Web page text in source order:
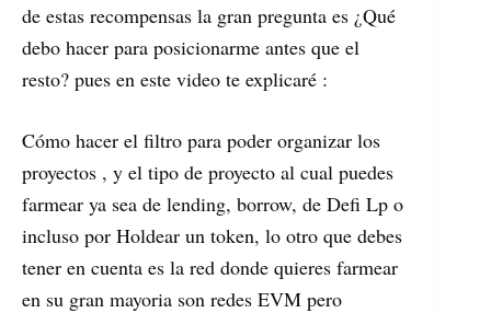
de estas recompensas la gran pregunta es ¿Qué
debo hacer para posicionarme antes que el
resto? pues en este video te explicaré :
Cómo hacer el filtro para poder organizar los
proyectos , y el tipo de proyecto al cual puedes
farmear ya sea de lending, borrow, de Defi Lp o
incluso por Holdear un token, lo otro que debes
tener en cuenta es la red donde quieres farmear
en su gran mayoria son redes EVM pero